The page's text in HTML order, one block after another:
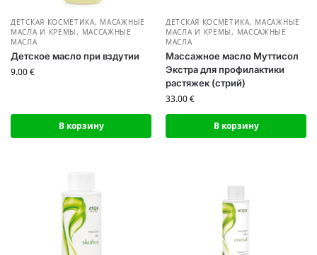
ДЕТСКАЯ КОСМЕТИКА, МАСАЖНЫЕ
МАСЛА И КРЕМЫ, МАССАЖНЫЕ
МАСЛА
Детское масло при вздутии
9.00€
В корзину
ДЕТСКАЯ КОСМЕТИКА, МАСАЖНЫЕ
МАСЛА И КРЕМЫ, МАССАЖНЫЕ
МАСЛА
Массажное масло Муттисол
Экстра для профилактики
растяжек (стрий)
33.00€
В корзину